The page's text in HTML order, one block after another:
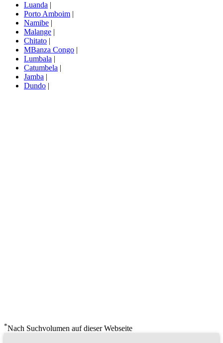
Luanda |
Porto Amboim |
Namibe |
Malange |
Chitato |
MBanza Congo |
Lumbala |
Catumbela |
Jamba |
Dundo |
*Nach Suchvolumen auf dieser Webseite